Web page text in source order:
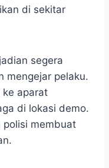
di sekitar
segera
mengejar pelaku.
ke aparat
di lokasi demo.
polisi membuat